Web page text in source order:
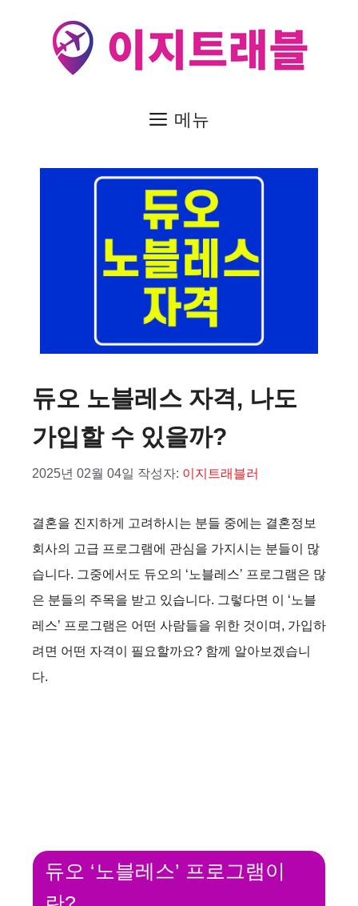
메뉴
듀오 노블레스 자격, 나도
가입할 수 있을까?
2025년 02월 04일 작성자: 이지트래블러
결혼을 진지하게 고려하시는 분들 중에는 결혼정보
회사의 고급 프로그램에 관심을 가지시는 분들이 많
습니다. 그중에서도 듀오의 ‘노블레스’ 프로그램은 많
은 분들의 주목을 받고 있습니다. 그렇다면 이 ‘노블
레스’ 프로그램은 어떤 사람들을 위한 것이며, 가입하
려면 어떤 자격이 필요할까요? 함께 알아보겠습니
다.
듀오 ‘노블레스’ 프로그램이